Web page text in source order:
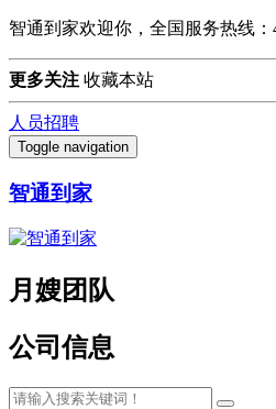
智通到家欢迎你，全国服务热线：
更多关注 收藏本站
人员招聘
Toggle navigation
智通到家
月嫂团队
公司信息